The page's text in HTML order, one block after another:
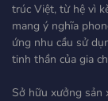
trúc Việt, từ hệ vì
mang ý nghĩa
ứng nhu cầu sử
tinh thần của gia
Sở hữu xưởng sản